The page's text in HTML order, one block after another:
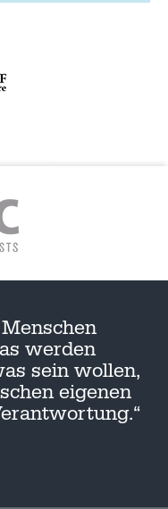
werden
sein wollen,
eigenen